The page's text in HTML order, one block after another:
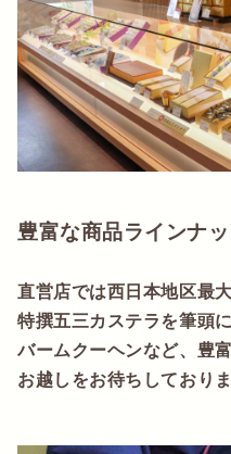
豊富な商品ラインナ
直営店では西日本地区最
特撰五三カステラを筆頭
バームクーヘンなど、豊
お越しをお待ちしておりま